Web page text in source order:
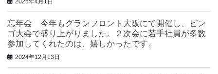
忘年会 今年もグランフロント大阪にて開催し、ビン
ゴ大会で盛り上がりました。２次会に若手社員が多数
参加してくれたのは、嬉しかったです。
2024年12月13日